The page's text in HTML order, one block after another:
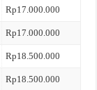
Rp17.000.000
Rp17.000.000
Rp18.500.000
Rp18.500.000